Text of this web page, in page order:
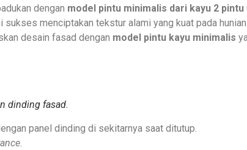
dengan model pintu minimalis dari kayu 2 pintu
sukses menciptakan tekstur alami yang kuat pada
desain fasad dengan model pintu kayu minimalis
dinding fasad.
panel dinding di sekitarnya saat ditutup.
.